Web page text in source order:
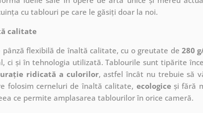
cu tablouri pe care le găsiți doar la noi.
calitate
flexibilă de înaltă calitate, cu o greutate de 280
ci și în tehnologia utilizată. Tablourile sunt tipărite
ridicată a culorilor, astfel încât nu trebuie să
folosim cerneluri de înaltă calitate, ecologiceși fără
ce permite amplasarea tablourilor în orice cameră.